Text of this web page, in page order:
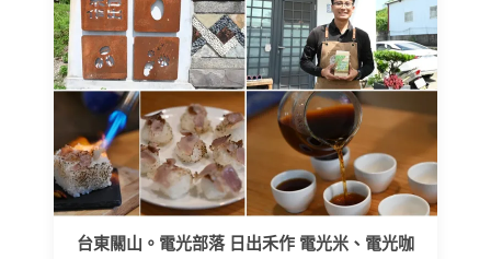
台東關山。電光部落 日出禾作 電光米、電光咖